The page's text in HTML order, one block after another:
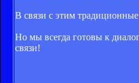
В связи с этим
Но мы всегда готовы к
связи!